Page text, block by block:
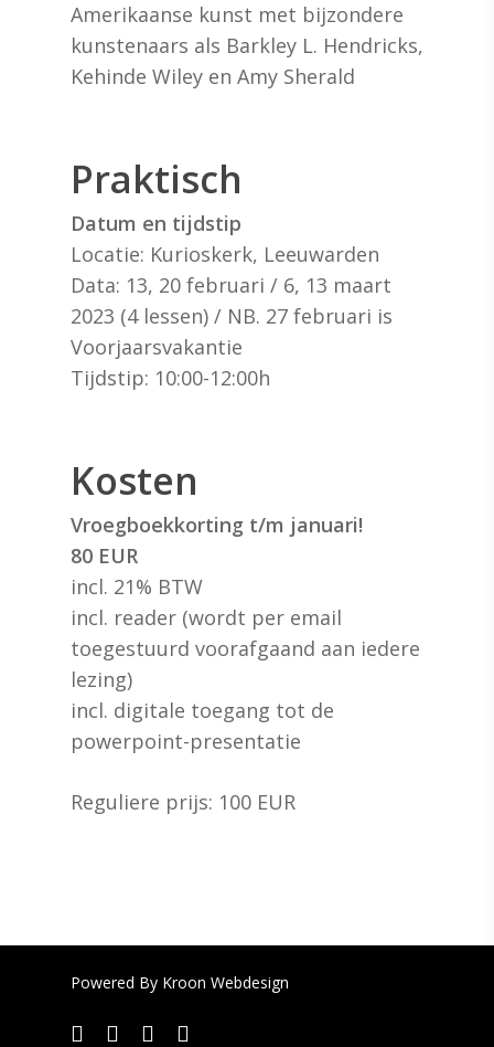
Amerikaanse kunst met bijzondere
kunstenaars als Barkley L. Hendricks,
Kehinde Wiley en Amy Sherald
Praktisch
Datum en tijdstip
Locatie: Kurioskerk, Leeuwarden
Data: 13, 20 februari / 6, 13 maart
2023 (4 lessen) / NB. 27 februari is
Voorjaarsvakantie
Tijdstip: 10:00-12:00h
Kosten
Vroegboekkorting t/m januari!
80 EUR
incl. 21% BTW
incl. reader (wordt per email
toegestuurd voorafgaand aan iedere
lezing)
incl. digitale toegang tot de
powerpoint-presentatie
Reguliere prijs: 100 EUR
Powered By Kroon Webdesign